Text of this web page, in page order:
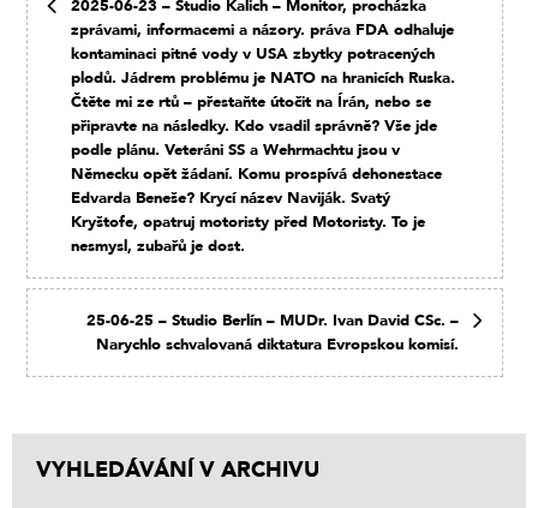
2025-06-23 – Studio Kalich – Monitor, procházka
zprávami, informacemi a názory. práva FDA odhaluje
kontaminaci pitné vody v USA zbytky potracených
plodů. Jádrem problému je NATO na hranicích Ruska.
Čtěte mi ze rtů – přestaňte útočit na Írán, nebo se
připravte na následky. Kdo vsadil správně? Vše jde
podle plánu. Veteráni SS a Wehrmachtu jsou v
Německu opět žádaní. Komu prospívá dehonestace
Edvarda Beneše? Krycí název Naviják. Svatý
Kryštofe, opatruj motoristy před Motoristy. To je
nesmysl, zubařů je dost.
25-06-25 – Studio Berlín – MUDr. Ivan David CSc. –
Narychlo schvalovaná diktatura Evropskou komisí.
VYHLEDÁVÁNÍ V ARCHIVU